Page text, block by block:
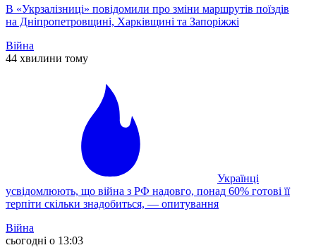
В «Укрзалізниці» повідомили про зміни маршрутів поїздів
на Дніпропетровщині, Харківщині та Запоріжжі
Війна
44 хвилини тому
Українці
усвідомлюють, що війна з РФ надовго, понад 60% готові її
терпіти скільки знадобиться, — опитування
Війна
сьогодні о 13:03